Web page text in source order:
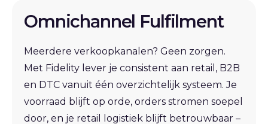
Omnichannel Fulfilment
Meerdere verkoopkanalen? Geen zorgen.
Met Fidelity lever je consistent aan retail, B2B
en DTC vanuit één overzichtelijk systeem. Je
voorraad blijft op orde, orders stromen soepel
door, en je retail logistiek blijft betrouwbaar –